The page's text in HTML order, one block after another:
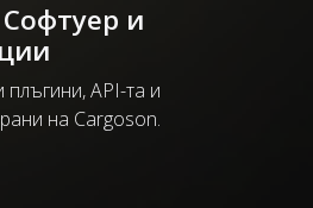
и
API-та и
на Cargoson.